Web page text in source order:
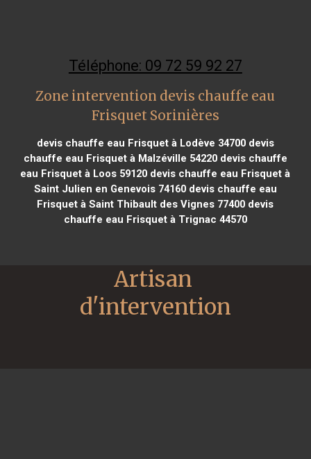
Téléphone: 09 72 59 92 27
Zone intervention devis chauffe eau
Frisquet Sorinières
devis chauffe eau Frisquet à Lodève 34700devis
chauffe eau Frisquet à Malzéville 54220devis chauffe
eau Frisquet à Loos 59120 devis chauffe eau Frisquet à
Saint Julien en Genevois 74160devis chauffe eau
Frisquet à Saint Thibault des Vignes 77400 devis
chauffe eau Frisquet à Trignac 44570
Artisan
d'intervention